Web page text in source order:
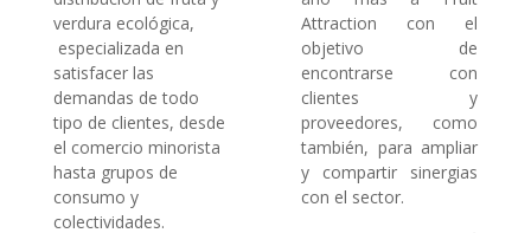
verdura ecológica,
especializada en
satisfacer las
demandas de todo
tipo de clientes, desde
el comercio minorista
hasta grupos de
consumo y
colectividades.
Attraction con el
objetivo de
encontrarse con
clientes y
proveedores, como
también, para ampliar
y compartir sinergias
con el sector.